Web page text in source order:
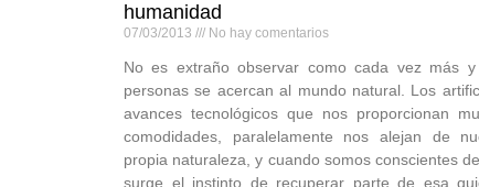
humanidad
07/03/2013 No hay comentarios
No es extraño observar como cada vez más
personas se acercan al mundo natural. Los
avances tecnológicos que nos proporcionan
comodidades, paralelamente nos alejan de
propia naturaleza, y cuando somos conscientes de
surge el instinto de recuperar parte de esa